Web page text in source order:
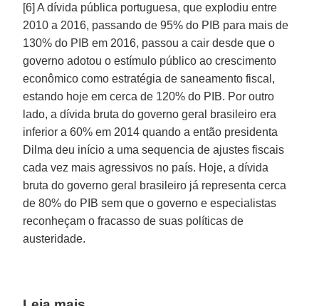
[6] A dívida pública portuguesa, que explodiu entre
2010 a 2016, passando de 95% do PIB para mais de
130% do PIB em 2016, passou a cair desde que o
governo adotou o estímulo público ao crescimento
econômico como estratégia de saneamento fiscal,
estando hoje em cerca de 120% do PIB. Por outro
lado, a dívida bruta do governo geral brasileiro era
inferior a 60% em 2014 quando a então presidenta
Dilma deu início a uma sequencia de ajustes fiscais
cada vez mais agressivos no país. Hoje, a dívida
bruta do governo geral brasileiro já representa cerca
de 80% do PIB sem que o governo e especialistas
reconheçam o fracasso de suas políticas de
austeridade.